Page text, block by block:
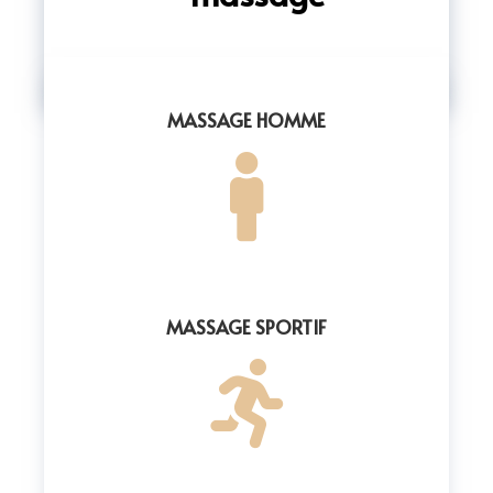
MASSAGE HOMME

MASSAGE SPORTIF
